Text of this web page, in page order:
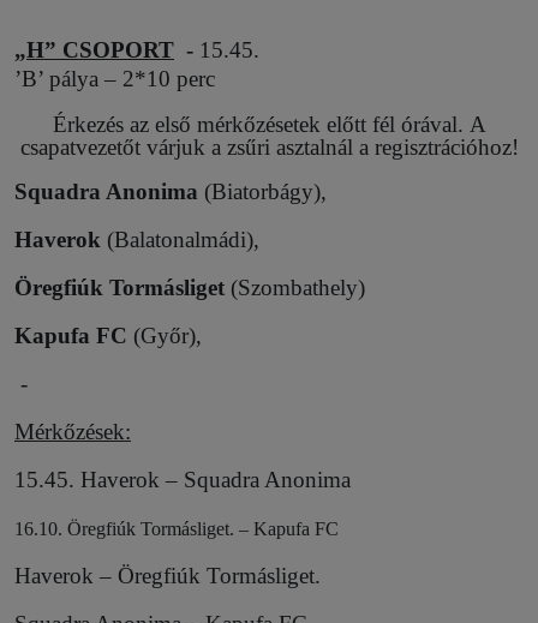
„H” CSOPORT - 15.45.
’B’ pálya – 2*10 perc
Érkezés az első mérkőzésetek előtt fél órával. A
csapatvezetőt várjuk a zsűri asztalnál a regisztrációhoz!
Squadra Anonima (Biatorbágy),
Haverok (Balatonalmádi),
Öregfiúk Tormásliget (Szombathely)
Kapufa FC (Győr),
-
Mérkőzések:
15.45. Haverok – Squadra Anonima
16.10. Öregfiúk Tormásliget. – Kapufa FC
Haverok – Öregfiúk Tormásliget.